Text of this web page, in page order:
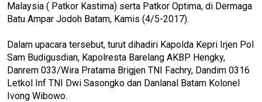
Malaysia ( Patkor Kastima) serta Patkor Optima, di Dermaga
Batu Ampar Jodoh Batam, Kamis (4/5-2017).
Dalam upacara tersebut, turut dihadiri Kapolda Kepri Irjen Pol
Sam Budigusdian, Kapolresta Barelang AKBP Hengky,
Danrem 033/Wira Pratama Brigjen TNI Fachry, Dandim 0316
Letkol Inf TNI Dwi Sasongko dan Danlanal Batam Kolonel
Ivong Wibowo.